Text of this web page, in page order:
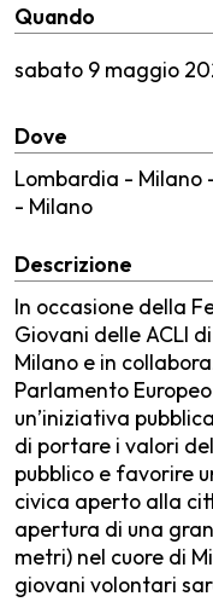
Quando
sabato 9 maggio
Dove
Lombardia - Milano
- Milano
Descrizione
In occasione della
Giovani delle ACLI
Milano e in
Parlamento
un’iniziativa
di portare i valori
pubblico e favorire
civica aperto alla
apertura di una
metri) nel cuore di
giovani volontari